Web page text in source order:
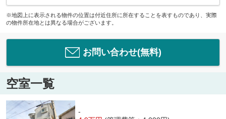
※地図上に表示される物件の位置は付近住所に所在することを表すものであり、実際
の物件所在地とは異なる場合がございます。
お問い合わせ(無料)
空室一覧
-